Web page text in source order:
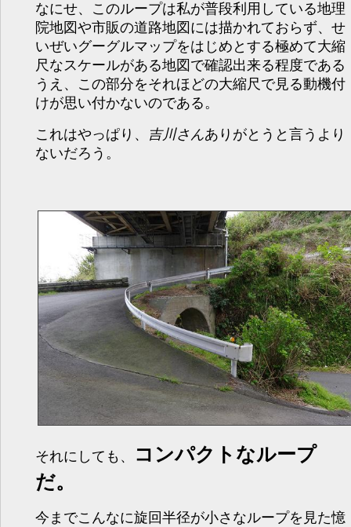
なにせ、このループは私が普段利用している地理
院地図や市販の道路地図には描かれておらず、せ
いぜいグーグルマップをはじめとする極めて大縮
尺なスケールがある地図で確認出来る程度である
うえ、この部分をそれほどの大縮尺で見る動機付
けが思い付かないのである。
これはやっぱり、
吉川さんありがとうと言うより
ないだろう。
それにしても、
コンパクトなループ
だ。
今までこんなに旋回半径が小さなループを見た憶